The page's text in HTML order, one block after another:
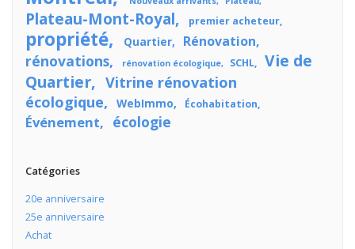
Plateau-Mont-Royal premier acheteur
propriété Quartier Rénovation
rénovations rénovation écologique SCHL
Vie de
Quartier
Vitrine rénovation
écologique
WebImmo Écohabitation
Événement écologie
Catégories
20e anniversaire
25e anniversaire
Achat